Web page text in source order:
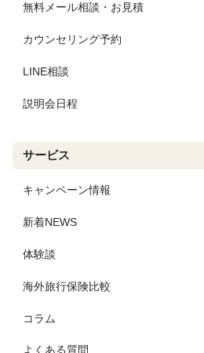
無料メール相談・お見積
カウンセリング予約
LINE相談
説明会日程
サービス
キャンペーン情報
新着NEWS
体験談
海外旅行保険比較
コラム
よくある質問